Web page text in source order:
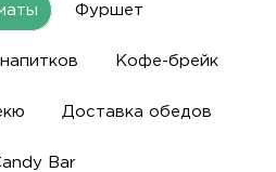
Фуршет
Кофе-брейк
Доставка обедов
Bar